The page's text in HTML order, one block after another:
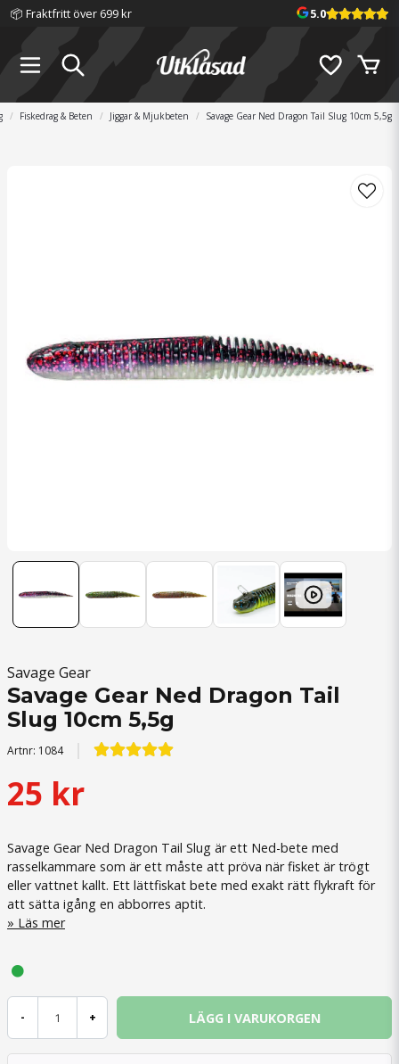
📦 Fraktfritt över 699 kr 5.0
Fiskedrag & Beten Jiggar & Mjukbeten Savage Gear Ned Dragon Tail Slug 10cm 5,5g
Savage Gear
Savage Gear Ned Dragon Tail
Slug 10cm 5,5g
Artnr: 1084
25 kr
Savage Gear Ned Dragon Tail Slug är ett Ned-bete med
rasselkammare som är ett måste att pröva när fisket är trögt
eller vattnet kallt. Ett lättfiskat bete med exakt rätt flykraft för
att sätta igång en abborres aptit.
Läs mer
- + LÄGG I VARUKORGEN